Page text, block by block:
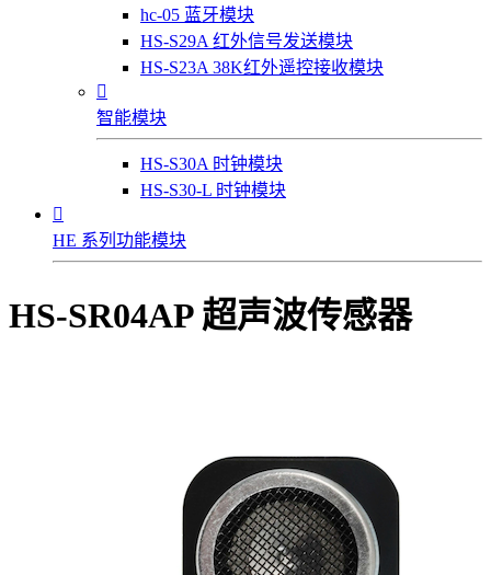
hc-05 蓝牙模块
HS-S29A 红外信号发送模块
HS-S23A 38K红外遥控接收模块

智能模块
HS-S30A 时钟模块
HS-S30-L 时钟模块

HE 系列功能模块
HS-SR04AP 超声波传感器